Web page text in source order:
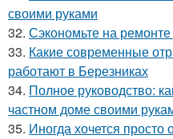
своими руками
32. Сэкономьте на
33. Какие современные
работают в Березниках
34. Полное руководство:
частном доме своими
35. Иногда хочется